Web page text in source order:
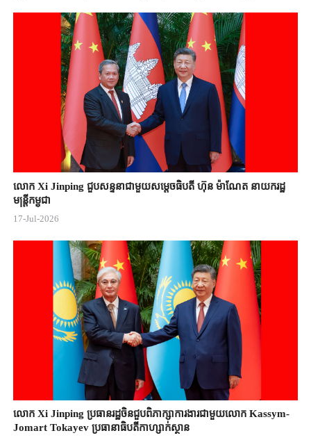
លោក Xi Jinping ជួបសន្ទនាជាមួយសម្តេចធិបតី ហ៊ុន ម៉ាណែត នាយករដ្ឋ
មន្ត្រីកម្ពុជា
17-Jul-2026
លោក Xi Jinping ប្រធានរដ្ឋចិន​ជួបពិភាក្សា​ការងារជាមួយ​លោក Kassym-
Jomart ​Tokayev ​ប្រធានាធិបតី​កាហ្សាក់ស្ថាន​